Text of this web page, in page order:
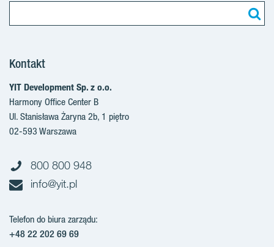
Kontakt
YIT Development Sp. z o.o.
Harmony Office Center B
Ul. Stanisława Żaryna 2b, 1 piętro
02-593 Warszawa
800 800 948
info@yit.pl
Telefon do biura zarządu:
+48 22 202 69 69